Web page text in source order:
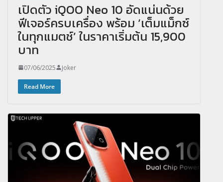
เปิดตัว iQOO Neo 10 อัดแน่นด้วย
ฟีเจอร์ครบเครื่อง พร้อม ‘เต็มแม็กซ์
ในทุกแมตช์’ ในราคาเริ่มต้น 15,900
บาท
07/06/2025 Joker
Read More